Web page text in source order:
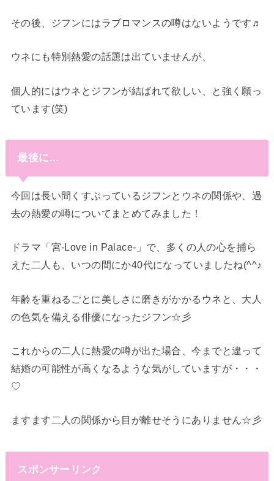
その後、ジフンにはラブロマンスの噂はないようです♬
ウネにも特別熱愛の話題は出ていませんが、
個人的にはウネとジフンが結ばれて欲しい、と強く願っ
ています(笑)
最後に…
今回は長い間くすぶっているジフンとウネの関係や、過
去の熱愛の噂についてまとめてみました！
ドラマ「宮-Love in Palace-」で、多くの人の心を捕ら
えた二人も、いつの間にか40代になっていましたね(^^♪
年齢を重ねるごとに美しさに磨きがかかるウネと、大人
の色気を備える俳優になったジフン☆彡
これからの二人に熱愛の噂が出た場合、今までと違って
結婚の可能性が高くなるような気がしていますが・・・
♡
ますます二人の関係から目が離せそうにありません☆彡
スポンサーリンク